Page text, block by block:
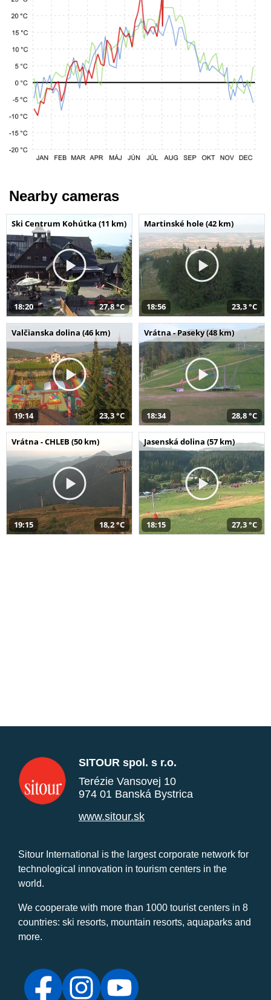
Nearby cameras
Ski Centrum Kohútka (11 km)
18:20 27,8 °C
Martinské hole (42 km)
18:56 23,3 °C
Valčianska dolina (46 km)
19:14 23,3 °C
Vrátna - Paseky (48 km)
18:34 28,8 °C
Vrátna - CHLEB (50 km)
19:15 18,2 °C
Jasenská dolina (57 km)
18:15 27,3 °C
SITOUR spol. s r.o.
Terézie Vansovej 10
974 01 Banská Bystrica
www.sitour.sk
Sitour International is the largest corporate network for
technological innovation in tourism centers in the
world.
We cooperate with more than 1000 tourist centers in 8
countries: ski resorts, mountain resorts, aquaparks and
more.